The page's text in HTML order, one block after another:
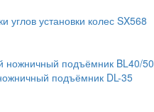
углов установки колес SX568
ножничный подъёмник BL40/50
подъёмник DL-35